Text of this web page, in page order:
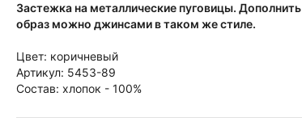
Застежка на металлические пуговицы. Дополнить
образ можно джинсами в таком же стиле.
Цвет: коричневый
Артикул: 5453-89
Состав: хлопок - 100%